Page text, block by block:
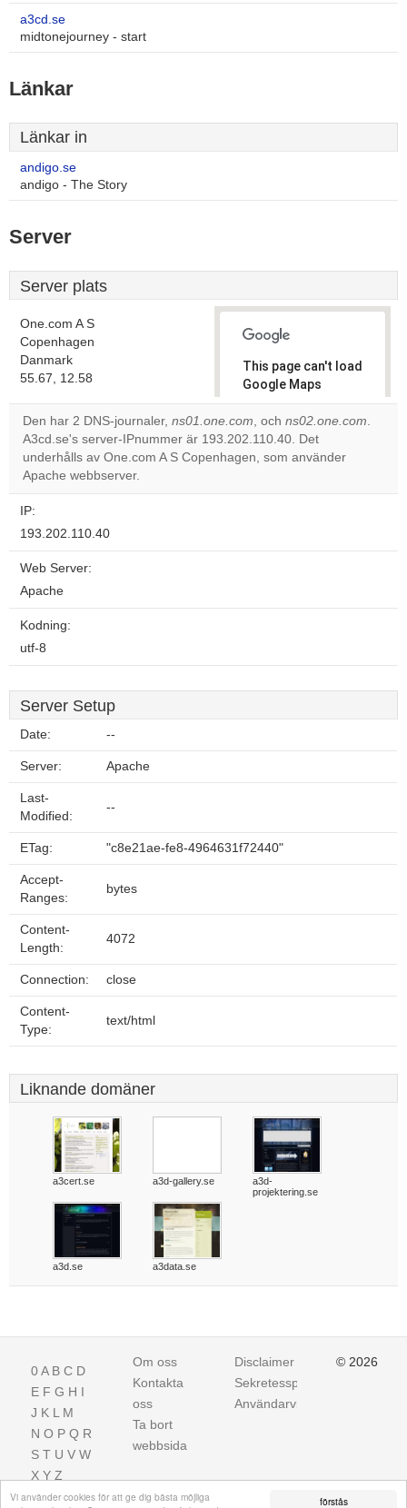
förstås
Vi använder cookies för att ge dig bästa möjliga
a3cd.se
midtonejourney - start
Länkar
Länkar in
andigo.se
andigo - The Story
Server
Server plats
One.com A S
Copenhagen
Danmark
55.67, 12.58
This page can't load
Google Maps
correctly.
Do you
own this
OK
Den har 2 DNS-journaler, ns01.one.com, och ns02.one.com.
A3cd.se's server-IPnummer är 193.202.110.40. Det
underhålls av One.com A S Copenhagen, som använder
Apache webbserver.
IP:
193.202.110.40
Web Server:
Apache
Kodning:
utf-8
Server Setup
Date: --
Server: Apache
Last-
Modified:
--
ETag: "c8e21ae-fe8-4964631f72440"
Accept-
Ranges:
bytes
Content-
Length:
4072
Connection: close
Content-
Type:
text/html
Liknande domäner
a3cert.se a3d-gallery.se
a3d-
projektering.se
a3d.se a3data.se
0A B C D
E F G H I
J K L M
N O P Q R
S T U V W
X Y Z
Om oss
Kontakta
oss
Ta bort
webbsida
Disclaimer
Sekretesspolicy
Användarvillkor
© 2026